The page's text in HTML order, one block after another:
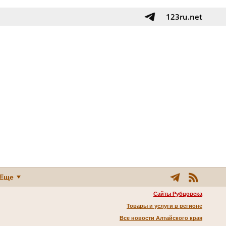
123ru.net
Еще
Сайты Рубцовска
Товары и услуги в регионе
Все новости Алтайского края